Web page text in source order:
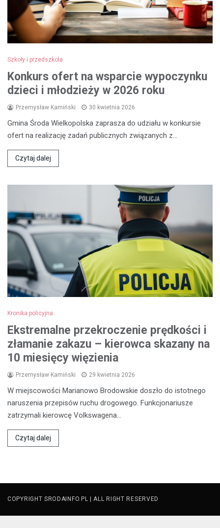
Szkoły i przedszkola
Konkurs ofert na wsparcie wypoczynku
dzieci i młodzieży w 2026 roku
Przemysław Kamiński 30 kwietnia 2026
Gmina Środa Wielkopolska zaprasza do udziału w konkursie
ofert na realizację zadań publicznych związanych z…
Czytaj dalej
Kronika policyjna
Ekstremalne przekroczenie prędkości i
złamanie zakazu – kierowca skazany na
10 miesięcy więzienia
Przemysław Kamiński 29 kwietnia 2026
W miejscowości Marianowo Brodowskie doszło do istotnego
naruszenia przepisów ruchu drogowego. Funkcjonariusze
zatrzymali kierowcę Volkswagena…
Czytaj dalej
COPYRIGHT SRODAINFO.PL | ALL RIGHT RESERVED